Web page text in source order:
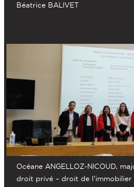
Béatrice BALIVET
Océane ANGELLOZ-NICOUD,
droit privé – droit de